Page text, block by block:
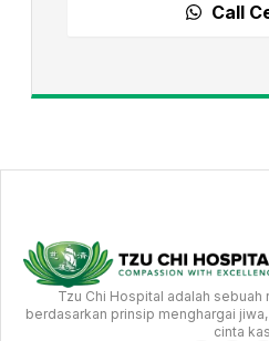
Call
Tzu Chi Hospital adalah sebuah
berdasarkan prinsip menghargai
cinta